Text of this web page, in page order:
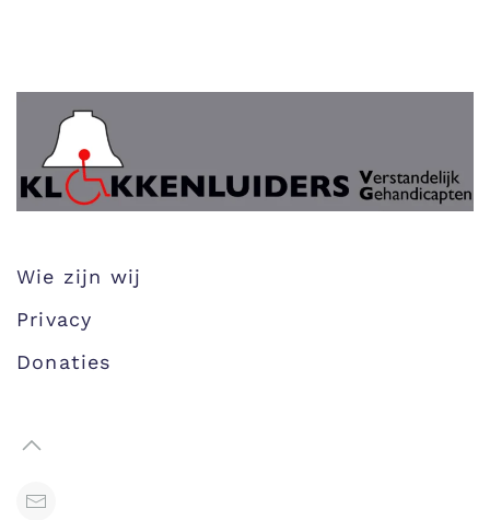
Wie zijn wij
Privacy
Donaties